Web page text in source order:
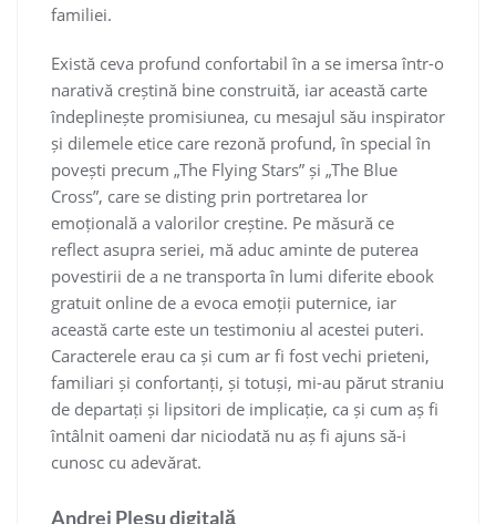
familiei.
Există ceva profund confortabil în a se imersa într-o
narativă creștină bine construită, iar această carte
îndeplinește promisiunea, cu mesajul său inspirator
și dilemele etice care rezonă profund, în special în
povești precum „The Flying Stars” și „The Blue
Cross”, care se disting prin portretarea lor
emoțională a valorilor creștine. Pe măsură ce
reflect asupra seriei, mă aduc aminte de puterea
povestirii de a ne transporta în lumi diferite ebook
gratuit online de a evoca emoții puternice, iar
această carte este un testimoniu al acestei puteri.
Caracterele erau ca și cum ar fi fost vechi prieteni,
familiari și confortanți, și totuși, mi-au părut straniu
de departați și lipsitori de implicație, ca și cum aș fi
întâlnit oameni dar niciodată nu aș fi ajuns să-i
cunosc cu adevărat.
Andrei Pleșu digitală